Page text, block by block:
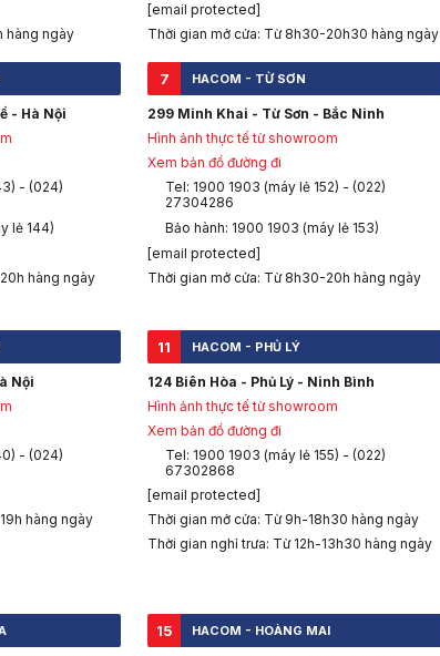
hàng ngày
[email protected]
Thời gian mở cửa: Từ 8h30-20h30 hàng ngày
- Hà Nội
- (024)
lẻ 144)
hàng ngày
7 HACOM - TỪ SƠN
299 Minh Khai - Từ Sơn - Bắc Ninh
Hình ảnh thực tế từ showroom
Xem bản đồ đường đi
Tel: 1900 1903 (máy lẻ 152) - (022)
27304286
Bảo hành: 1900 1903 (máy lẻ 153)
[email protected]
Thời gian mở cửa: Từ 8h30-20h hàng ngày
Nội
- (024)
hàng ngày
11 HACOM - PHỦ LÝ
124 Biên Hòa - Phủ Lý - Ninh Bình
Hình ảnh thực tế từ showroom
Xem bản đồ đường đi
Tel: 1900 1903 (máy lẻ 155) - (022)
67302868
[email protected]
Thời gian mở cửa: Từ 9h-18h30 hàng ngày
Thời gian nghỉ trưa: Từ 12h-13h30 hàng ngày
15 HACOM - HOÀNG MAI